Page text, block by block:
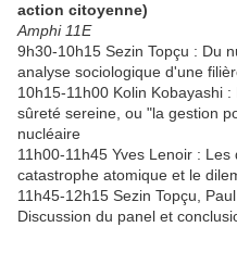
action citoyenne)
Amphi 11E
9h30-10h15 Sezin Topçu : Du
analyse sociologique d'une
10h15-11h00 Kolin Kobayashi
sûreté sereine, ou "la gestion
nucléaire
11h00-11h45 Yves Lenoir :
catastrophe atomique et le
11h45-12h15 Sezin Topçu,
Discussion du panel et